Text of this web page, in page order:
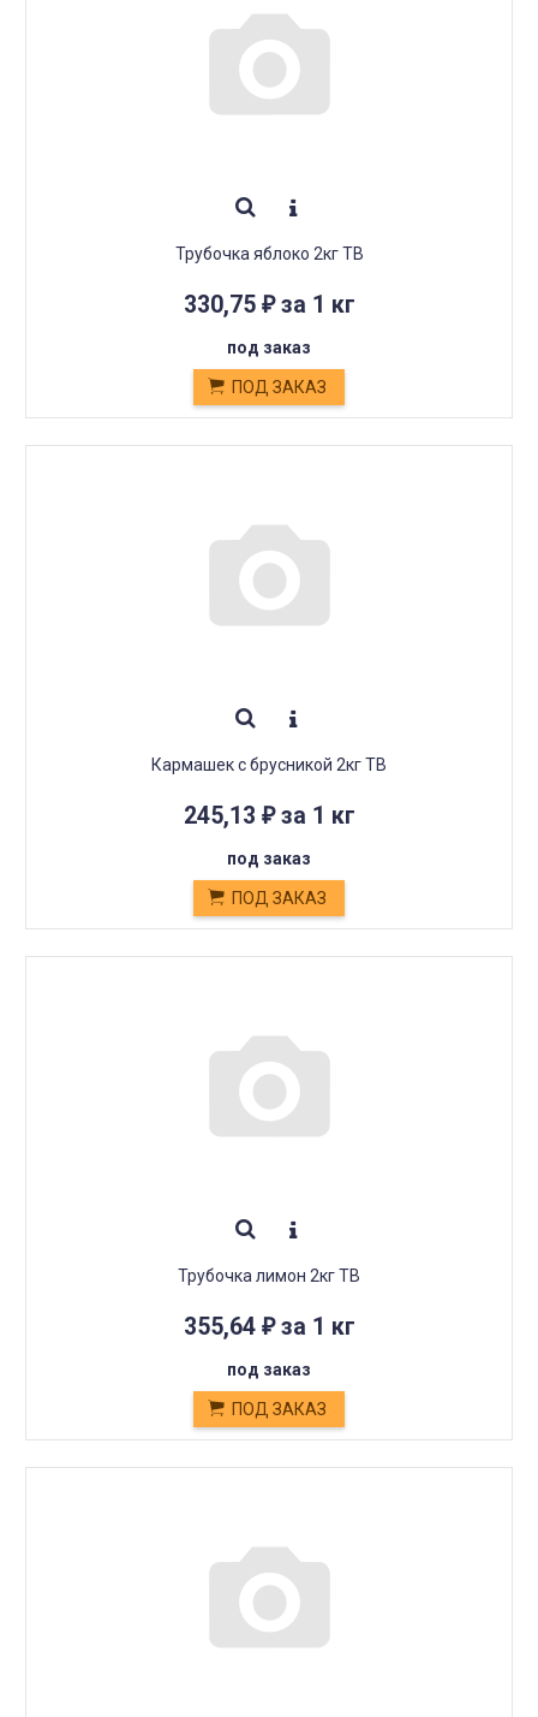
Трубочка яблоко 2кг ТВ
330,75 ₽за 1 кг
под заказ
ПОД ЗАКАЗ
Кармашек с брусникой 2кг ТВ
245,13 ₽за 1 кг
под заказ
ПОД ЗАКАЗ
Трубочка лимон 2кг ТВ
355,64 ₽за 1 кг
под заказ
ПОД ЗАКАЗ